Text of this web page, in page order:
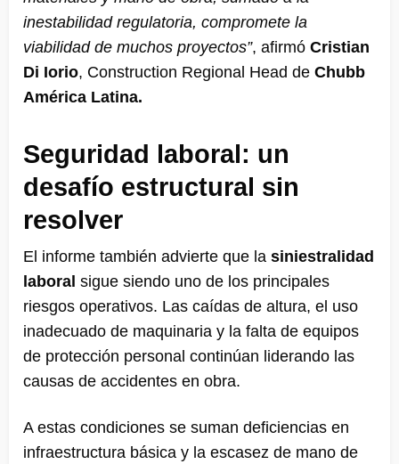
inestabilidad regulatoria, compromete la
viabilidad de muchos proyectos”, afirmó Cristian
Di Iorio, Construction Regional Head de Chubb
América Latina.
Seguridad laboral: un
desafío estructural sin
resolver
El informe también advierte que la siniestralidad
laboral sigue siendo uno de los principales
riesgos operativos. Las caídas de altura, el uso
inadecuado de maquinaria y la falta de equipos
de protección personal continúan liderando las
causas de accidentes en obra.
A estas condiciones se suman deficiencias en
infraestructura básica y la escasez de mano de